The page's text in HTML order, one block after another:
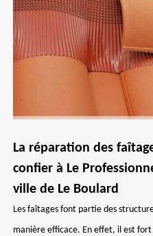
La réparation des
confier à Le
ville de Le Boulard
Les faîtages font partie des
manière efficace. En effet, il est